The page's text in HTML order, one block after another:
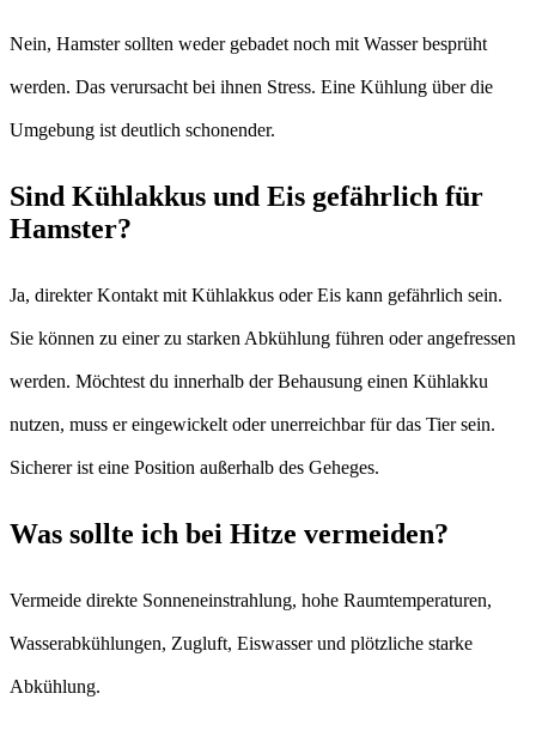
Nein, Hamster sollten weder gebadet noch mit Wasser besprüht
werden. Das verursacht bei ihnen Stress. Eine Kühlung über die
Umgebung ist deutlich schonender.
Sind Kühlakkus und Eis gefährlich für
Hamster?
Ja, direkter Kontakt mit Kühlakkus oder Eis kann gefährlich sein.
Sie können zu einer zu starken Abkühlung führen oder angefressen
werden. Möchtest du innerhalb der Behausung einen Kühlakku
nutzen, muss er eingewickelt oder unerreichbar für das Tier sein.
Sicherer ist eine Position außerhalb des Geheges.
Was sollte ich bei Hitze vermeiden?
Vermeide direkte Sonneneinstrahlung, hohe Raumtemperaturen,
Wasserabkühlungen, Zugluft, Eiswasser und plötzliche starke
Abkühlung.